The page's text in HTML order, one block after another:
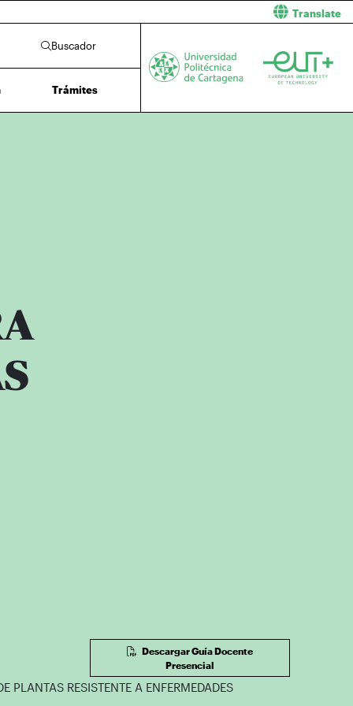
Translate
Buscador
Trámites
Descargar Guía Docente
Presencial
RESISTENTE A ENFERMEDADES